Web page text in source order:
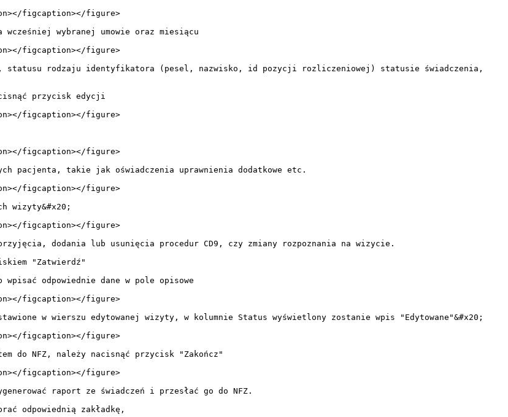
figcaption></figure>
wybranej umowie oraz miesiącu
figcaption></figure>
statusu rodzaju identyfikatora (pesel, nazwisko, id pozycji rozliczeniowej) statusie świadczenia,
przycisk edycji
figcaption></figure>
figcaption></figure>
pacjenta, takie jak oświadczenia uprawnienia dodatkowe etc.
figcaption></figure>
wizyty&#x20;
figcaption></figure>
dodania lub usunięcia procedur CD9, czy zmiany rozpoznania na wizycie.
"Zatwierdź"
odpowiednie dane w pole opisowe
figcaption></figure>
w wierszu edytowanej wizyty, w kolumnie Status wyświetlony zostanie wpis "Edytowane"&#x20;
figcaption></figure>
do NFZ, należy nacisnąć przycisk "Zakończ"
figcaption></figure>
raport ze świadczeń i przesłać go do NFZ.
odpowiednią zakładkę,